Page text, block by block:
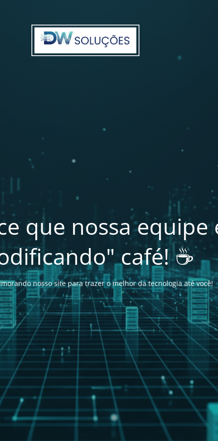
que nossa equipe
café! ☕
nosso site para trazer o melhor da tecnologia até você!